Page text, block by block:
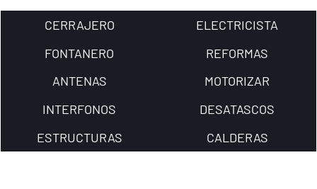
CERRAJERO
ELECTRICISTA
FONTANERO
REFORMAS
ANTENAS
MOTORIZAR
INTERFONOS
DESATASCOS
ESTRUCTURAS
CALDERAS